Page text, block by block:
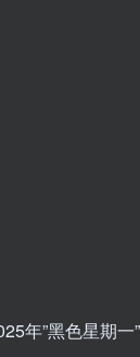
年”黑色星期